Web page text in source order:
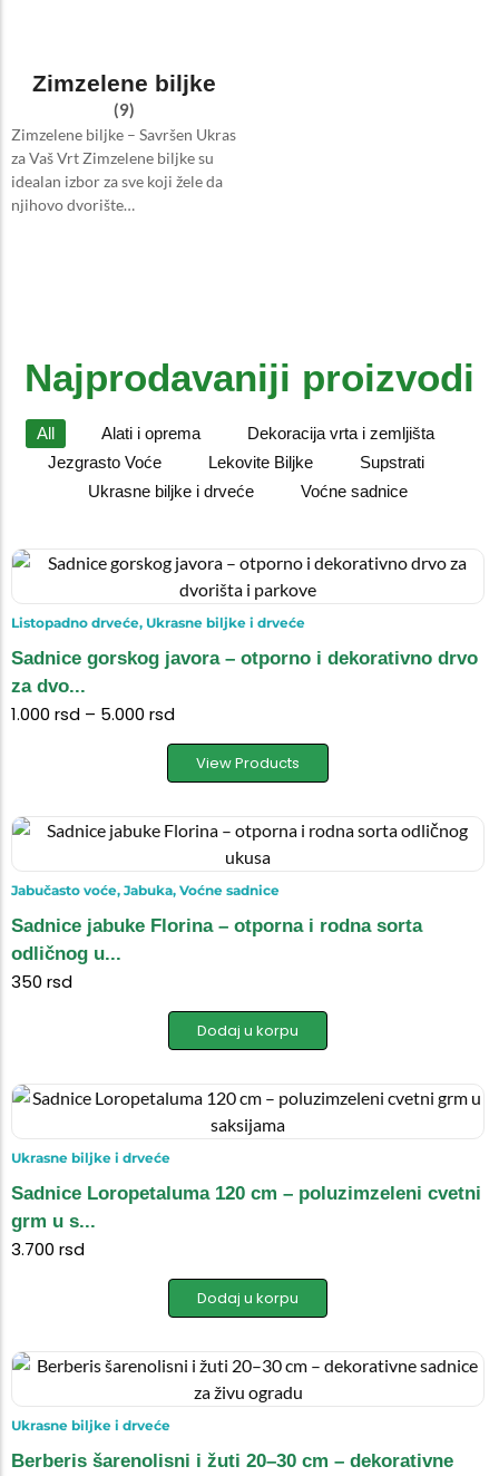
Zimzelene biljke
(9)
Zimzelene biljke – Savršen Ukras
za Vaš Vrt Zimzelene biljke su
idealan izbor za sve koji žele da
njihovo dvorište…
Najprodavaniji proizvodi
All Alati i oprema
Dekoracija vrta i zemljišta
Jezgrasto Voće
Lekovite Biljke
Supstrati
Ukrasne biljke i drveće
Voćne sadnice
Listopadno drveće, Ukrasne biljke i drveće
Sadnice gorskog javora – otporno i dekorativno drvo
za dvo...
1.000 rsd – 5.000 rsd
View Products
Jabučasto voće, Jabuka, Voćne sadnice
Sadnice jabuke Florina – otporna i rodna sorta
odličnog u...
350 rsd
Dodaj u korpu
Ukrasne biljke i drveće
Sadnice Loropetaluma 120 cm – poluzimzeleni cvetni
grm u s...
3.700 rsd
Dodaj u korpu
Ukrasne biljke i drveće
Berberis šarenolisni i žuti 20–30 cm – dekorativne